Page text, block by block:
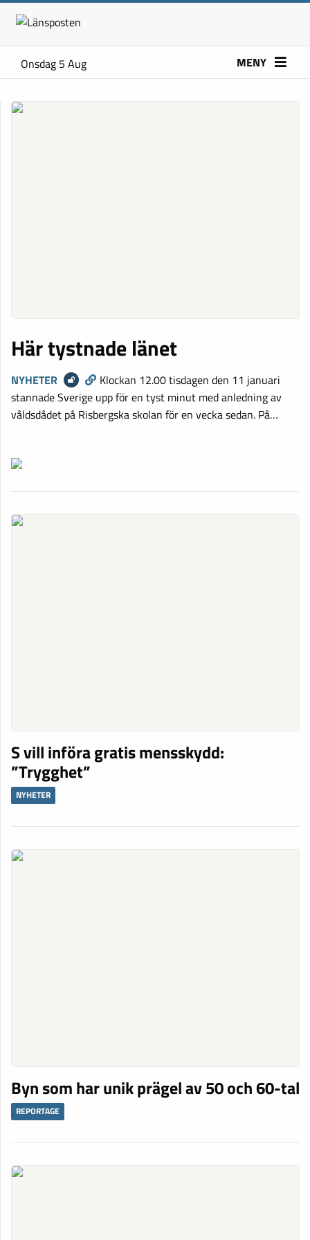
Onsdag 5 Aug MENY
Här tystnade länet
NYHETER
Klockan 12.00 tisdagen den 11 januari
stannade Sverige upp för en tyst minut med anledning av
våldsdådet på Risbergska skolan för en vecka sedan. På…
S vill införa gratis mensskydd:
”Trygghet”
NYHETER
Byn som har unik prägel av 50 och 60-tal
REPORTAGE